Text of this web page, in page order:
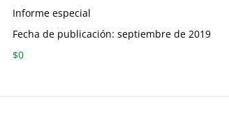
Informe especial
Fecha de publicación: septiembre de 2019
$0